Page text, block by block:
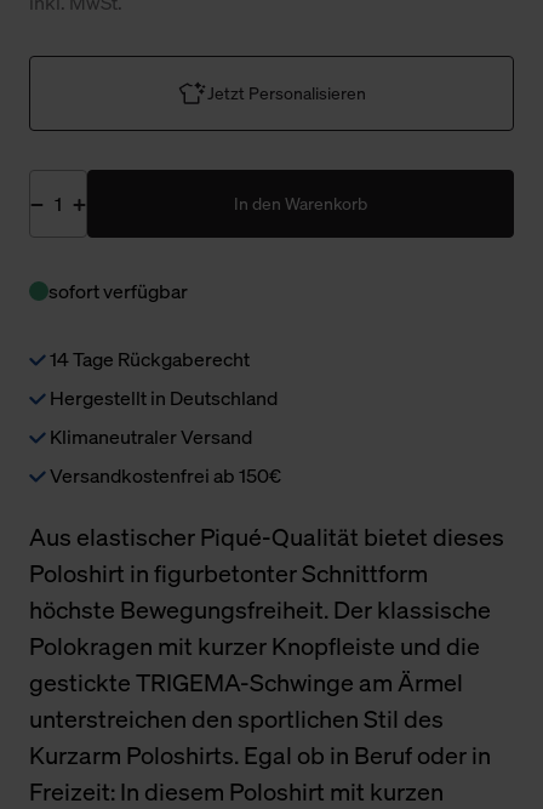
Jetzt Personalisieren
In den Warenkorb
sofort verfügbar
14 Tage Rückgaberecht
Hergestellt in Deutschland
Klimaneutraler Versand
Versandkostenfrei ab 150€
Aus elastischer Piqué-Qualität bietet dieses
Poloshirt in figurbetonter Schnittform
höchste Bewegungsfreiheit. Der klassische
Polokragen mit kurzer Knopfleiste und die
gestickte TRIGEMA-Schwinge am Ärmel
unterstreichen den sportlichen Stil des
Kurzarm Poloshirts. Egal ob in Beruf oder in
Freizeit: In diesem Poloshirt mit kurzen